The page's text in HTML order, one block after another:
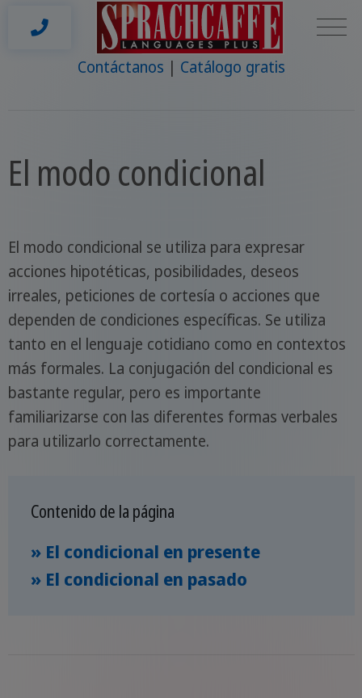
Contáctanos Catálogo gratis
El modo condicional
El modo condicional se utiliza para expresar
acciones hipotéticas, posibilidades, deseos
irreales, peticiones de cortesía o acciones que
dependen de condiciones específicas. Se utiliza
tanto en el lenguaje cotidiano como en contextos
más formales. La conjugación del condicional es
bastante regular, pero es importante
familiarizarse con las diferentes formas verbales
para utilizarlo correctamente.
Contenido de la página
» El condicional en presente
» El condicional en pasado